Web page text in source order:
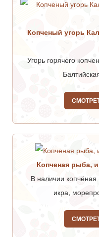
Копченый угорь
Угopь гоpячегo
Копченая рыба,
В наличии
икра,